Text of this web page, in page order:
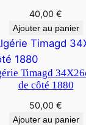
40,00 €
Ajouter au panier
Timagd
de côté 1880
50,00 €
Ajouter au panier